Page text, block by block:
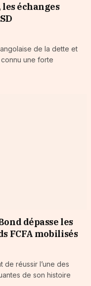
les échanges
de la dette et
une forte
dépasse les
FCFA mobilisés
de réussir l’une des
de son histoire